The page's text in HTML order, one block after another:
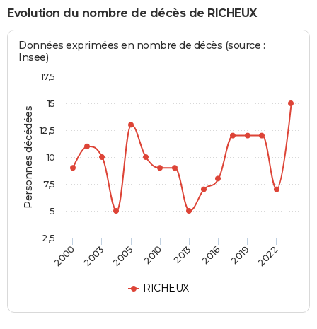
Evolution du nombre de décès de RICHEUX
Personnes décédées
Données exprimées en nombre de décès (source :
Insee)
RICHEUX
2000 2003 2005 2010 2013 2016 2019 2022
2,5
5
7,5
10
12,5
15
17,5